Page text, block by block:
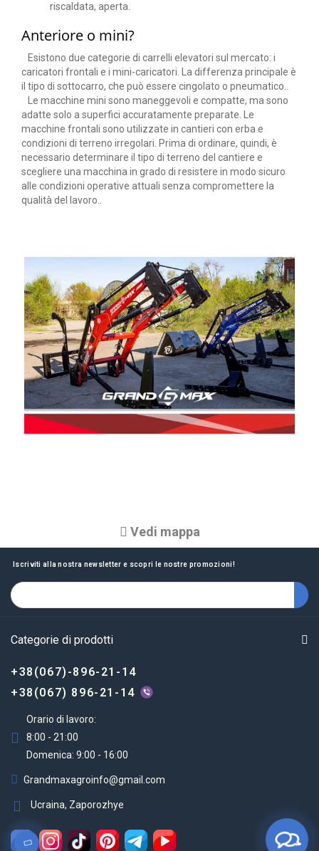
riscaldata, aperta.
Anteriore o mini?
Esistono due categorie di carrelli elevatori sul mercato: i
caricatori frontali e i mini-caricatori. La differenza principale è
il tipo di sottocarro, che può essere cingolato o pneumatico..
Le macchine mini sono maneggevoli e compatte, ma sono
adatte solo a superfici accuratamente preparate. Le
macchine frontali sono utilizzate in cantieri con erba e
condizioni di terreno irregolari. Prima di ordinare, quindi, è
necessario determinare il tipo di terreno del cantiere e
scegliere una macchina in grado di resistere in modo sicuro
alle condizioni operative attuali senza compromettere la
qualità del lavoro..
Vedi mappa
Iscriviti alla nostra newsletter e scopri le nostre promozioni!
Categorie di prodotti
+38(067)-896-21-14
+38(067) 896-21-14
Orario di lavoro:
8:00 - 21:00
Domenica: 9:00 - 16:00
Grandmaxagroinfo@gmail.com
Ucraina, Zaporozhye